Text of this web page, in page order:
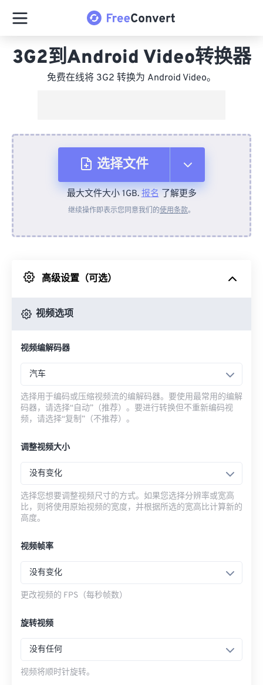
3G2到Android Video转换器
免费在线将 3G2 转换为 Android Video。
选择文件
从设备
来自 Google Drive
最大文件大小 1GB.报名了解更多
继续操作即表示您同意我们的使用条款。
高级设置（可选）
视频选项
视频编解码器
汽车
选择用于编码或压缩视频流的编解码器。要使用最常用的编解
码器，请选择“自动”（推荐）。要进行转换但不重新编码视
频，请选择“复制”（不推荐）。
调整视频大小
没有变化
选择您想要调整视频尺寸的方式。如果您选择分辨率或宽高
比，则将使用原始视频的宽度，并根据所选的宽高比计算新的
高度。
视频帧率
没有变化
更改视频的 FPS（每秒帧数）
旋转视频
没有任何
视频将顺时针旋转。